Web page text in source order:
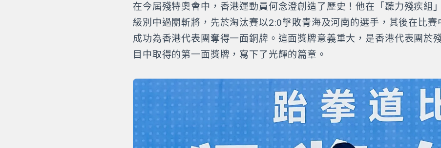
在今屆殘特奧會中，香港運動員何念澄創造了歷史！他在「聽力殘疾組
級別中過關斬將，先於淘汰賽以2:0擊敗青海及河南的選手，其後在比賽
成功為香港代表團奪得一面銅牌。這面獎牌意義重大，是香港代表團於
目中取得的第一面獎牌，寫下了光輝的篇章。